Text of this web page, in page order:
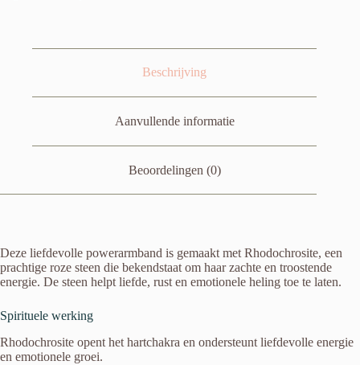
Beschrijving
Aanvullende informatie
Beoordelingen (0)
Deze liefdevolle powerarmband is gemaakt met Rhodochrosite, een
prachtige roze steen die bekendstaat om haar zachte en troostende
energie. De steen helpt liefde, rust en emotionele heling toe te laten.
Spirituele werking
Rhodochrosite opent het hartchakra en ondersteunt liefdevolle energie
en emotionele groei.